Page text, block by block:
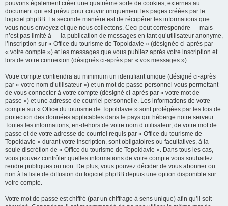
pouvons également créer une quatrième sorte de cookies, externes au
document qui est prévu pour couvrir uniquement les pages créées par le
logiciel phpBB. La seconde manière est de récupérer les informations que
vous nous envoyez et que nous collectons. Ceci peut correspondre — mais
n’est pas limité à — la publication de messages en tant qu’utilisateur anonyme,
l’inscription sur « Office du tourisme de Topoldavie » (désignée ci-après par
« votre compte ») et les messages que vous publiez après votre inscription et
lors de votre connexion (désignés ci-après par « vos messages »).
Votre compte contiendra au minimum un identifiant unique (désigné ci-après
par « votre nom d’utilisateur ») et un mot de passe personnel vous permettant
de vous connecter à votre compte (désigné ci-après par « votre mot de
passe ») et une adresse de courriel personnelle. Les informations de votre
compte sur « Office du tourisme de Topoldavie » sont protégées par les lois de
protection des données applicables dans le pays qui héberge notre serveur.
Toutes les informations, en-dehors de votre nom d’utilisateur, de votre mot de
passe et de votre adresse de courriel requis par « Office du tourisme de
Topoldavie » durant votre inscription, sont obligatoires ou facultatives, à la
seule discrétion de « Office du tourisme de Topoldavie ». Dans tous les cas,
vous pouvez contrôler quelles informations de votre compte vous souhaitez
rendre publiques ou non. De plus, vous pouvez décider de vous abonner ou
non à la liste de diffusion du logiciel phpBB depuis une option disponible sur
votre compte.
Votre mot de passe est chiffré (par un chiffrage à sens unique) afin qu’il soit